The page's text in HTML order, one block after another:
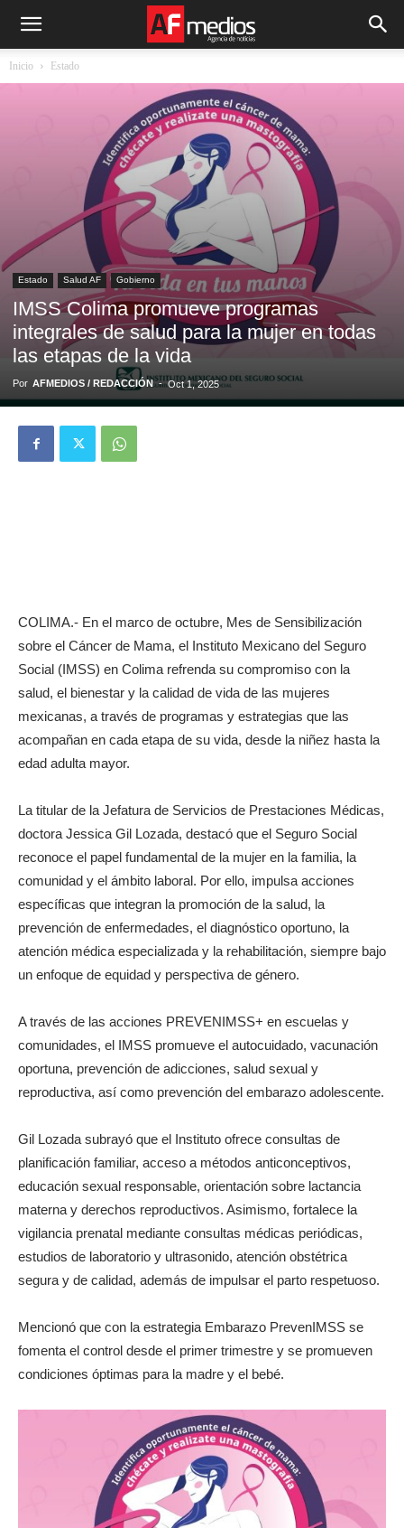
Inicio Estado
Estado Salud AF Gobierno
IMSS Colima promueve programas
integrales de salud para la mujer en todas
las etapas de la vida
Por AFMEDIOS / REDACCIÓN - Oct 1, 2025
COLIMA.- En el marco de octubre, Mes de Sensibilización
sobre el Cáncer de Mama, el Instituto Mexicano del Seguro
Social (IMSS) en Colima refrenda su compromiso con la
salud, el bienestar y la calidad de vida de las mujeres
mexicanas, a través de programas y estrategias que las
acompañan en cada etapa de su vida, desde la niñez hasta la
edad adulta mayor.
La titular de la Jefatura de Servicios de Prestaciones Médicas,
doctora Jessica Gil Lozada, destacó que el Seguro Social
reconoce el papel fundamental de la mujer en la familia, la
comunidad y el ámbito laboral. Por ello, impulsa acciones
específicas que integran la promoción de la salud, la
prevención de enfermedades, el diagnóstico oportuno, la
atención médica especializada y la rehabilitación, siempre bajo
un enfoque de equidad y perspectiva de género.
A través de las acciones PREVENIMSS+ en escuelas y
comunidades, el IMSS promueve el autocuidado, vacunación
oportuna, prevención de adicciones, salud sexual y
reproductiva, así como prevención del embarazo adolescente.
Gil Lozada subrayó que el Instituto ofrece consultas de
planificación familiar, acceso a métodos anticonceptivos,
educación sexual responsable, orientación sobre lactancia
materna y derechos reproductivos. Asimismo, fortalece la
vigilancia prenatal mediante consultas médicas periódicas,
estudios de laboratorio y ultrasonido, atención obstétrica
segura y de calidad, además de impulsar el parto respetuoso.
Mencionó que con la estrategia Embarazo PrevenIMSS se
fomenta el control desde el primer trimestre y se promueven
condiciones óptimas para la madre y el bebé.